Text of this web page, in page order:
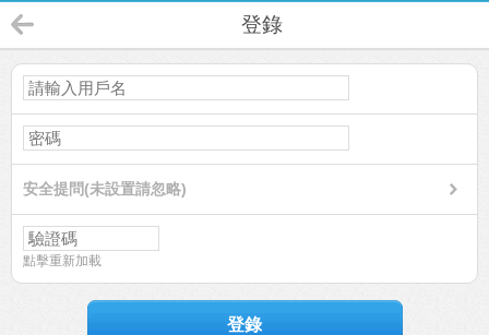
登錄
安全提問(未設置請忽略)
點擊重新加載
登錄